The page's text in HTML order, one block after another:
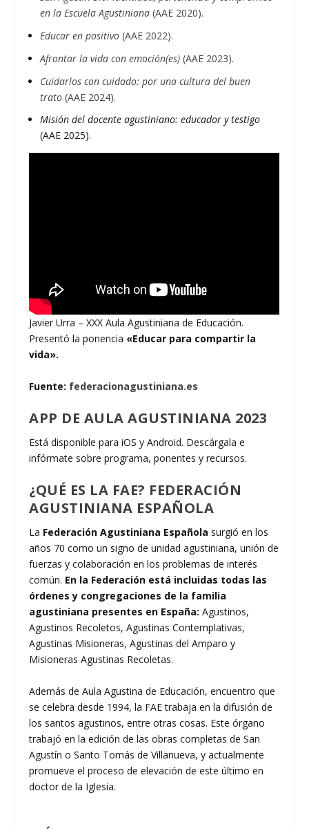
en la Escuela Agustiniana (AAE 2020).
Educar en positivo(AAE 2022).
Afrontar la vida con emoción(es) (AAE 2023).
Cuidarlos con cuidado: por una cultura del buen
trato (AAE 2024).
Misión del docente agustiniano: educador y testigo
(AAE 2025).
Javier Urra – XXX Aula Agustiniana de Educación.
Presentó la ponencia «Educar para compartir la
vida».
Fuente: federacionagustiniana.es
APP DE AULA AGUSTINIANA 2023
Está disponible para iOS y Android. Descárgala e
infórmate sobre programa, ponentes y recursos.
¿QUÉ ES LA FAE? FEDERACIÓN
AGUSTINIANA ESPAÑOLA
La Federación Agustiniana Española surgió en los
años 70 como un signo de unidad agustiniana, unión de
fuerzas y colaboración en los problemas de interés
común. En la Federación está incluidas todas las
órdenes y congregaciones de la familia
agustiniana presentes en España:Agustinos,
Agustinos Recoletos, Agustinas Contemplativas,
Agustinas Misioneras, Agustinas del Amparo y
Misioneras Agustinas Recoletas.
Además de Aula Agustina de Educación, encuentro que
se celebra desde 1994, la FAE trabaja en la difusión de
los santos agustinos, entre otras cosas. Este órgano
trabajó en la edición de las obras completas de San
Agustín o Santo Tomás de Villanueva, y actualmente
promueve el proceso de elevación de este último en
doctor de la Iglesia.